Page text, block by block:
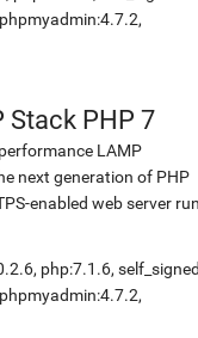
Stack PHP 7
LAMP
next generation of PHP
enabled web server
php:7.1.6,